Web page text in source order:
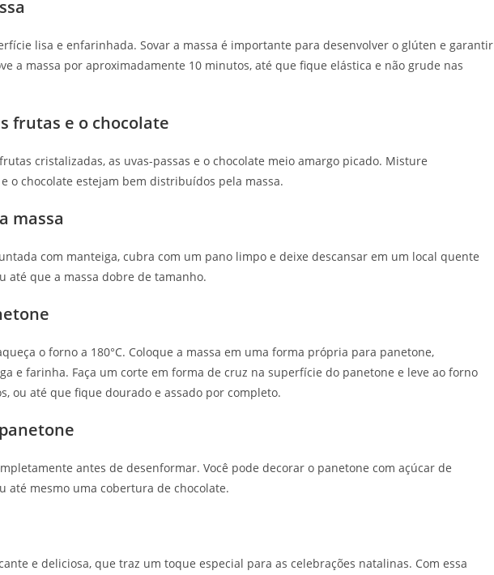
lisa e enfarinhada. Sovar a massa é importante para desenvolver o glúten e garantir
a massa por aproximadamente 10 minutos, até que fique elástica e não grude nas
frutas e o chocolate
cristalizadas, as uvas-passas e o chocolate meio amargo picado. Misture
o chocolate estejam bem distribuídos pela massa.
massa
com manteiga, cubra com um pano limpo e deixe descansar em um local quente
até que a massa dobre de tamanho.
o forno a 180°C. Coloque a massa em uma forma própria para panetone,
e farinha. Faça um corte em forma de cruz na superfície do panetone e leve ao forno
ou até que fique dourado e assado por completo.
antes de desenformar. Você pode decorar o panetone com açúcar de
até mesmo uma cobertura de chocolate.
e deliciosa, que traz um toque especial para as celebrações natalinas. Com essa